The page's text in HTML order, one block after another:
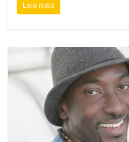
a
r
n
Leia mais